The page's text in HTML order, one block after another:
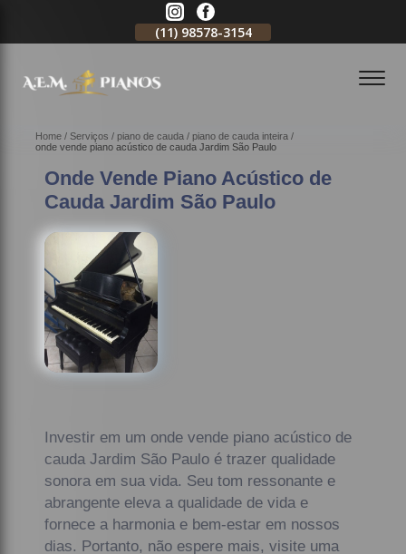
(11) 98578-3154
Home Serviços piano de cauda
piano de cauda inteira
onde vende piano acústico de cauda Jardim São Paulo
Onde Vende Piano Acústico de
Cauda Jardim São Paulo
Investir em um onde vende piano acústico de
cauda Jardim São Paulo é trazer qualidade
sonora em sua vida. Seu tom ressonante e
abrangente eleva a qualidade de vida e
fornece a harmonia e bem-estar em nossos
dias. Portanto, não espere mais, visite uma